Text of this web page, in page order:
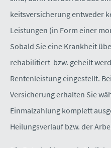
keitsversicherung entweder
Leistungen (in Form einer
Sobald Sie eine Krankheit
rehabilitiert bzw. geheilt
Rentenleistung eingestellt.
Versicherung erhalten Sie
Einmalzahlung komplett
Heilungsverlauf bzw. der